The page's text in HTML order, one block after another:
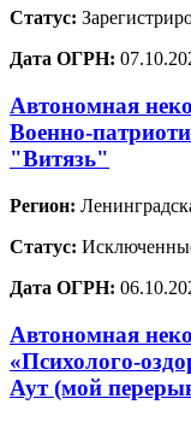
Статус:
Дата ОГРН:
Автономная
Военно-
"Витязь"
Регион:
Статус:
Дата ОГРН:
Автономная
«Психолого-
Аут (мой